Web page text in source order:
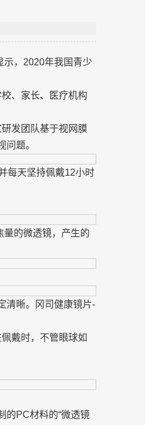
示，2020年我国青少
、家长、医疗机构
发团队基于视网膜
题。
每天坚持佩戴12小时
量的微透镜，产生的
清晰。冈司健康镜片-
戴时，不管眼球如
的PC材料的“微透镜